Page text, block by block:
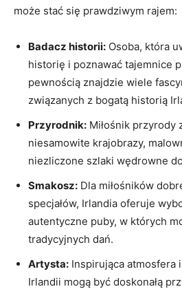
‌może stać ⁢się prawdziwym rajem:
Badacz historii: Osoba, która
historię i⁤ poznawać tajemnice
pewnością znajdzie wiele‍
związanych z bogatą historią‌
Przyrodnik: Miłośnik przyrody
niesamowite krajobrazy,
niezliczone szlaki wędrowne
Smakosz: Dla miłośników
specjałów, Irlandia⁣ oferuje
autentyczne⁣ puby, w których
tradycyjnych dań.
Artysta: Inspirująca atmosfera
‍Irlandii ⁢mogą być doskonałą